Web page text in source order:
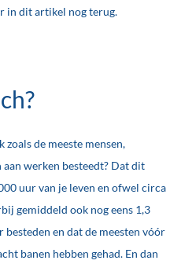
in dit artikel nog terug.
de meeste mensen,
werken besteedt? Dat dit
uur van je leven en ofwel circa
gemiddeld ook nog eens 1,3
en dat de meesten vóór
banen hebben gehad. En dan